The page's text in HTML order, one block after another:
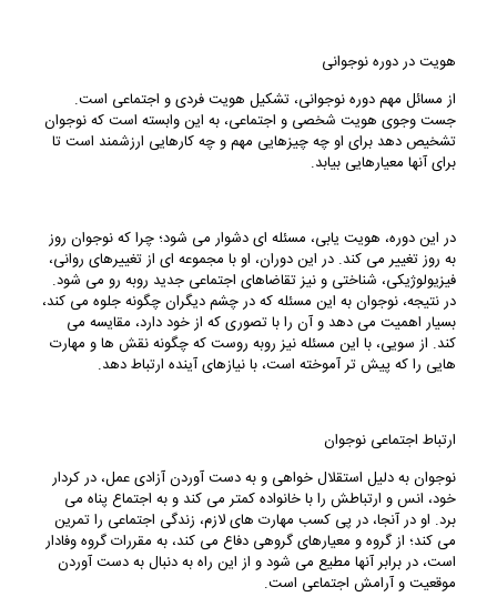
هویت در دوره نوجوانی
از مسائل مهم دوره نوجوانی، تشکیل هویت فردی و اجتماعی است.
جست وجوی هویت شخصی و اجتماعی، به این وابسته است که نوجوان
تشخیص دهد برای او چه چیزهایی مهم و چه کارهایی ارزشمند است تا
برای آنها معیارهایی بیابد.
در این دوره، هویت یابی، مسئله ای دشوار می شود؛ چرا که نوجوان روز
به روز تغییر می کند. در این دوران، او با مجموعه ای از تغییرهای روانی،
فیزیولوژیکی، شناختی و نیز تقاضاهای اجتماعی جدید روبه رو می شود.
در نتیجه، نوجوان به این مسئله که در چشم دیگران چگونه جلوه می کند،
بسیار اهمیت می دهد و آن را با تصوری که از خود دارد، مقایسه می
کند. از سویی، با این مسئله نیز روبه روست که چگونه نقش ها و مهارت
هایی را که پیش تر آموخته است، با نیازهای آینده ارتباط دهد.
ارتباط اجتماعی نوجوان
نوجوان به دلیل استقلال خواهی و به دست آوردن آزادی عمل، در کردار
خود، انس و ارتباطش را با خانواده کمتر می کند و به اجتماع پناه می
برد. او در آنجا، در پی کسب مهارت های لازم، زندگی اجتماعی را تمرین
می کند؛ از گروه و معیارهای گروهی دفاع می کند، به مقررات گروه وفادار
است، در برابر آنها مطیع می شود و از این راه به دنبال به دست آوردن
موقعیت و آرامش اجتماعی است.